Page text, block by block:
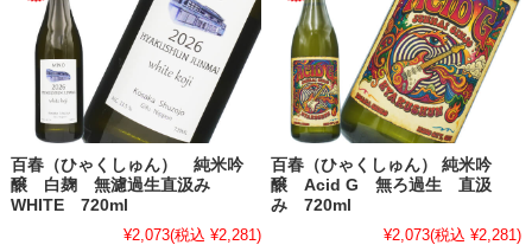
百春（ひゃくしゅん） 純米吟
醸 白麹 無濾過生直汲み
WHITE 720ml
¥2,073(税込 ¥2,281)
百春（ひゃくしゅん） 純米吟
醸 Acid G 無ろ過生 直汲
み 720ml
¥2,073(税込 ¥2,281)